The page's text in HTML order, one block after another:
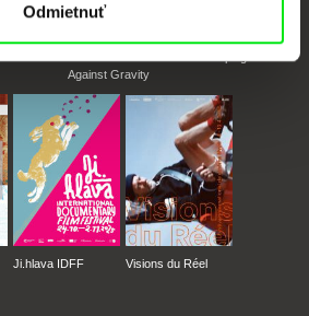
Odmietnuť
Against Gravity
Ji.hlava IDFF Visions du Réel